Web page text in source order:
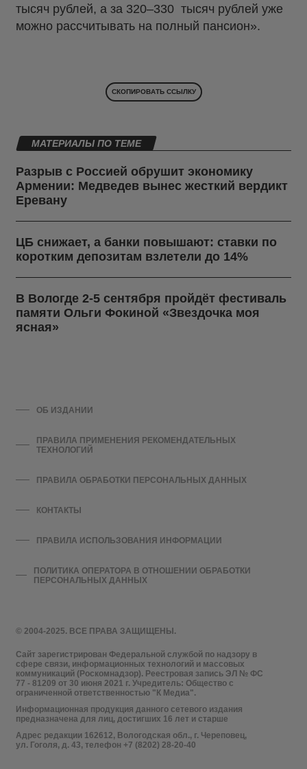
тысяч рублей, а за 320–330 тысяч рублей уже
можно рассчитывать на полный пансион».
СКОПИРОВАТЬ ССЫЛКУ
МАТЕРИАЛЫ ПО ТЕМЕ
Разрыв с Россией обрушит экономику
Армении: Медведев вынес жесткий вердикт
Еревану
ЦБ снижает, а банки повышают: ставки по
коротким депозитам взлетели до 14%
В Вологде 2-5 сентября пройдёт фестиваль
памяти Ольги Фокиной «Звездочка моя
ясная»
© 2004-2025. ВСЕ ПРАВА ЗАЩИЩЕНЫ.
Сайт зарегистрирован Федеральной службой по надзору в
сфере связи, информационных технологий и массовых
коммуникаций (Роскомнадзор). Реестровая запись ЭЛ № ФС
77 - 81209 от 30 июня 2021 г. Учредитель: Общество с
ограниченной ответственностью "К Медиа".
Информационная продукция данного сетевого издания
предназначена для лиц, достигших 16 лет и старше
Адрес редакции 162612, Вологодская обл., г. Череповец,
ул. Гоголя, д. 43, телефон +7 (8202) 28-20-40
ОБ ИЗДАНИИ
ПРАВИЛА ПРИМЕНЕНИЯ РЕКОМЕНДАТЕЛЬНЫХ
ТЕХНОЛОГИЙ
ПРАВИЛА ОБРАБОТКИ ПЕРСОНАЛЬНЫХ ДАННЫХ
КОНТАКТЫ
ПРАВИЛА ИСПОЛЬЗОВАНИЯ ИНФОРМАЦИИ
ПОЛИТИКА ОПЕРАТОРА В ОТНОШЕНИИ ОБРАБОТКИ
ПЕРСОНАЛЬНЫХ ДАННЫХ